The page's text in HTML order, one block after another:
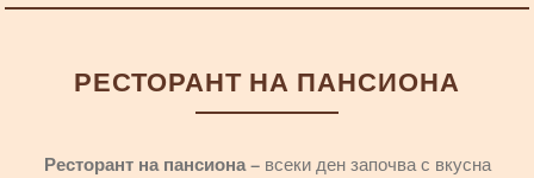
РЕСТОРАНТ НА ПАНСИОНА
Ресторант на пансиона– всеки ден започва с вкусна